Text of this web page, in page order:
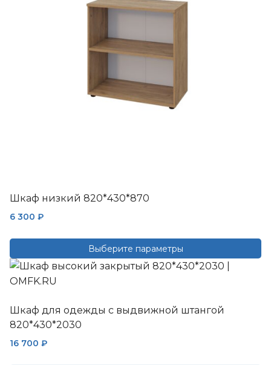
Шкаф низкий 820*430*870
6 300 ₽
Выберите параметры
Этот
товар
несколько
вариаций.
Опции
Шкаф для одежды с выдвижной штангой
820*430*2030
16 700 ₽